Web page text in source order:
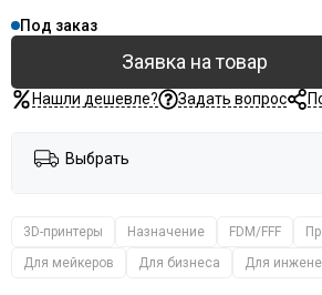
Под заказ
Заявка на товар
Нашли дешевле? Задать вопрос
Выбрать
3D-принтеры Назначение FDM/FFF
Для мейкеров
Для бизнеса Для